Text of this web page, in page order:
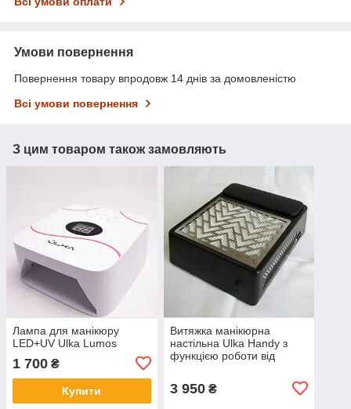
Умови повернення
Повернення товару впродовж 14 днів за домовленістю
Всі умови повернення
З цим товаром також замовляють
Лампа для манікюру
LED+UV Ulka Lumos
1 700 ₴
Купити
Витяжка манікюрна
настільна Ulka Handy з
функцією роботи від
3 950₴